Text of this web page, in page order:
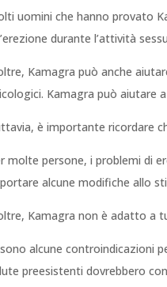
uomini che hanno provato
durante l’attività
Kamagra può anche
Kamagra può aiutare
è importante ricordare
molte persone, i problemi di
alcune modifiche allo
Kamagra non è adatto a
alcune controindicazioni
preesistenti dovrebbero